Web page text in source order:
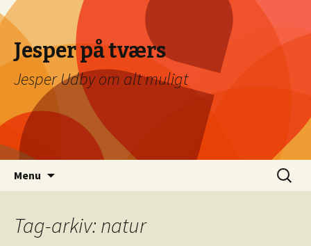
Jesper på tværs
Jesper Udby om alt muligt
Menu
Søg
efter:
Tag-arkiv: natur